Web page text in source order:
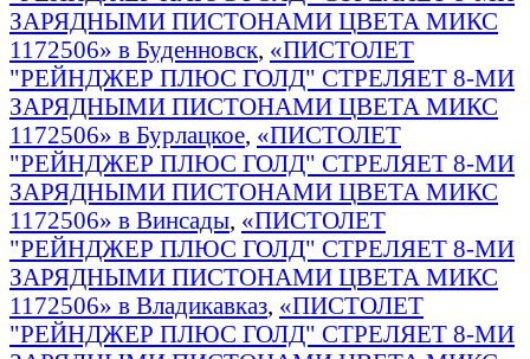
ЗАРЯДНЫМИ ПИСТОНАМИ ЦВЕТА МИКС
1172506» в Буденновск, «ПИСТОЛЕТ
"РЕЙНДЖЕР ПЛЮС ГОЛД" СТРЕЛЯЕТ 8-МИ
ЗАРЯДНЫМИ ПИСТОНАМИ ЦВЕТА МИКС
1172506» в Бурлацкое, «ПИСТОЛЕТ
"РЕЙНДЖЕР ПЛЮС ГОЛД" СТРЕЛЯЕТ 8-МИ
ЗАРЯДНЫМИ ПИСТОНАМИ ЦВЕТА МИКС
1172506» в Винсады, «ПИСТОЛЕТ
"РЕЙНДЖЕР ПЛЮС ГОЛД" СТРЕЛЯЕТ 8-МИ
ЗАРЯДНЫМИ ПИСТОНАМИ ЦВЕТА МИКС
1172506» в Владикавказ, «ПИСТОЛЕТ
"РЕЙНДЖЕР ПЛЮС ГОЛД" СТРЕЛЯЕТ 8-МИ